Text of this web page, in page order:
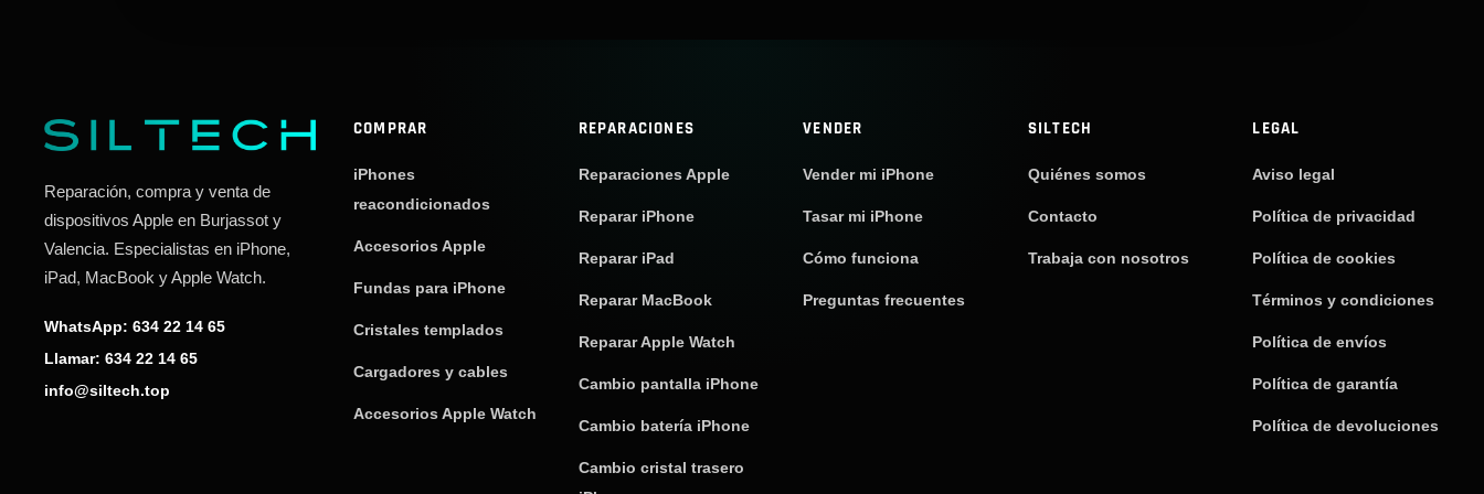
Reparación, compra y venta de
dispositivos Apple en Burjassot y
Valencia. Especialistas en iPhone,
iPad, MacBook y Apple Watch.
WhatsApp: 634 22 14 65
Llamar: 634 22 14 65
info@siltech.top
COMPRAR
iPhones
reacondicionados
Accesorios Apple
Fundas para iPhone
Cristales templados
Cargadores y cables
Accesorios Apple Watch
REPARACIONES
Reparaciones Apple
Reparar iPhone
Reparar iPad
Reparar MacBook
Reparar Apple Watch
Cambio pantalla iPhone
Cambio batería iPhone
Cambio cristal trasero
VENDER
Vender mi iPhone
Tasar mi iPhone
Cómo funciona
Preguntas frecuentes
SILTECH
Quiénes somos
Contacto
Trabaja con nosotros
LEGAL
Aviso legal
Política de privacidad
Política de cookies
Términos y condiciones
Política de envíos
Política de garantía
Política de devoluciones